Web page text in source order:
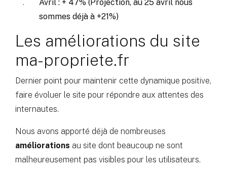
Avril : + 47% (Projection, au 25 avril nous
sommes déjà à +21%)
Les améliorations du site
ma-propriete.fr
Dernier point pour maintenir cette dynamique positive,
faire évoluer le site pour répondre aux attentes des
internautes.
Nous avons apporté déjà de nombreuses
améliorations au site dont beaucoup ne sont
malheureusement pas visibles pour les utilisateurs.